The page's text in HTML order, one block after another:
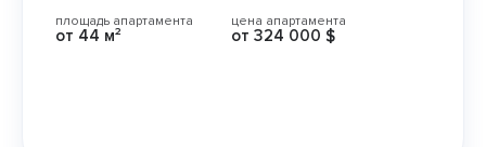
площадь апартамента
от 44 м²
цена апартамента
от 324 000 $